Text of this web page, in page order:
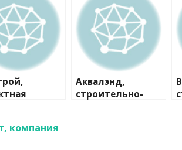
Аквалэнд,
строительно-
компания